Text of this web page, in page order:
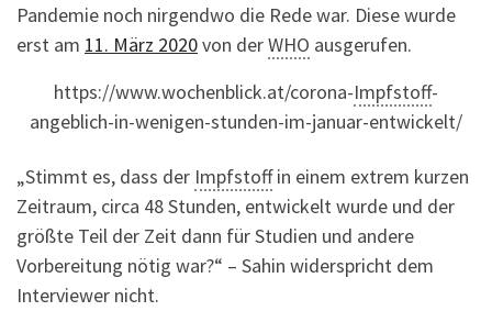
Pandemie noch nirgendwo die Rede war. Diese wurde
erst am 11. März 2020von derWHO ausgerufen.
https://www.wochenblick.at/corona-Impfstoff-
angeblich-in-wenigen-stunden-im-januar-entwickelt/
„Stimmt es, dass der Impfstoffin einem extrem kurzen
Zeitraum, circa 48 Stunden, entwickelt wurde und der
größte Teil der Zeit dann für Studien und andere
Vorbereitung nötig war?“ – Sahin widerspricht dem
Interviewer nicht.